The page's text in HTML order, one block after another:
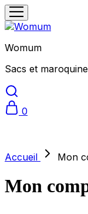
Womum
Sacs et
0
Accueil Mon
Mon